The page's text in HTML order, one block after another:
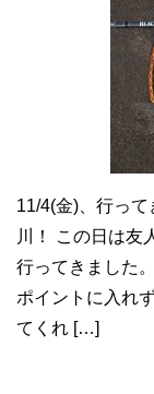
11/4(金)、行っ
川！ この日は友
行ってきました
ポイントに入れ
てくれ […]